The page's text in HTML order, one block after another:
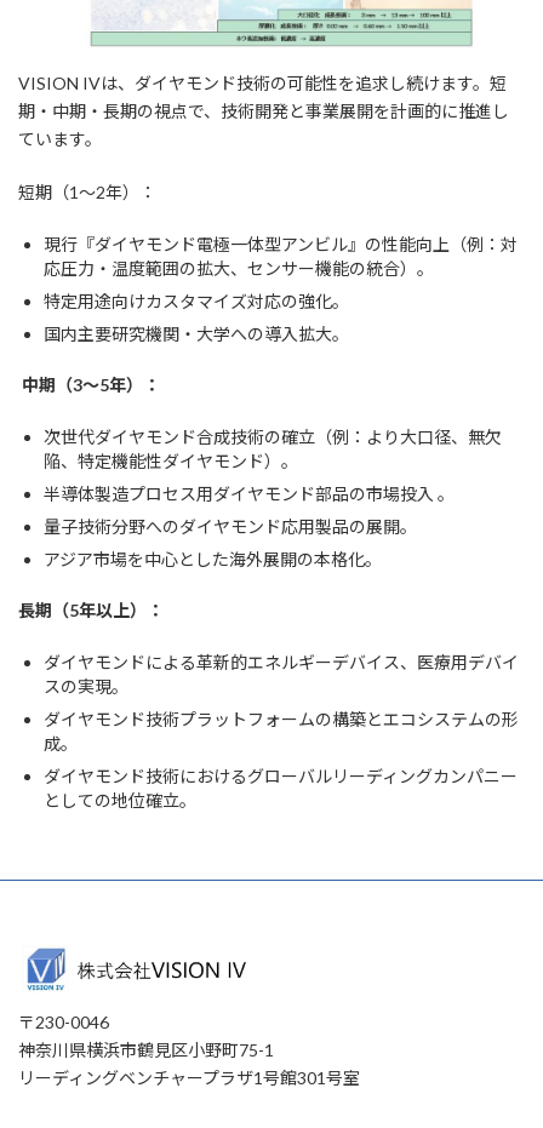
VISION IVは、ダイヤモンド技術の可能性を追求し続けます。短
期・中期・長期の視点で、技術開発と事業展開を計画的に推進し
ています。
短期（1～2年）：
現行『ダイヤモンド電極一体型アンビル』の性能向上（例：対
応圧力・温度範囲の拡大、センサー機能の統合）。
特定用途向けカスタマイズ対応の強化。
国内主要研究機関・大学への導入拡大。
中期（3～5年）：
次世代ダイヤモンド合成技術の確立（例：より大口径、無欠
陥、特定機能性ダイヤモンド）。
半導体製造プロセス用ダイヤモンド部品の市場投入 。
量子技術分野へのダイヤモンド応用製品の展開。
アジア市場を中心とした海外展開の本格化。
長期（5年以上）：
ダイヤモンドによる革新的エネルギーデバイス、医療用デバイ
スの実現。
ダイヤモンド技術プラットフォームの構築とエコシステムの形
成。
ダイヤモンド技術におけるグローバルリーディングカンパニー
としての地位確立。
〒230-0046
神奈川県横浜市鶴見区小野町75-1
リーディングベンチャープラザ1号館301号室